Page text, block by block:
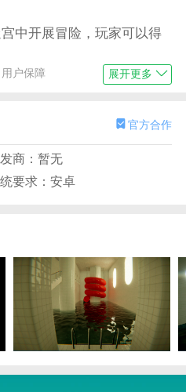
中开展冒险，玩家可以得
是很出色的，有着不错的
这款游戏作品，发掘其中
惧。
制，前往不同的区域中探
找到离开的方法。
游戏世界，在这里去挖掘
用户保障 展开更多
官方合作
商：暂无
要求：安卓